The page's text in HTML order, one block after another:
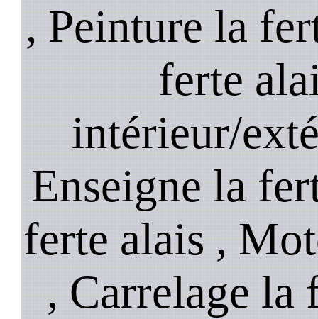
, Peinture la
ferte
intérieur/
Enseigne la
ferte alais ,
, Carrelage la